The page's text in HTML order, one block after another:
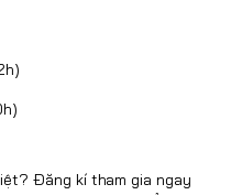
Đăng kí tham gia ngay